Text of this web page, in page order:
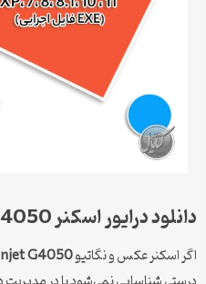
دانلود درایور اسکنر HP Scanjet G4050
اگر اسکنر عکس و نگاتیوG4050